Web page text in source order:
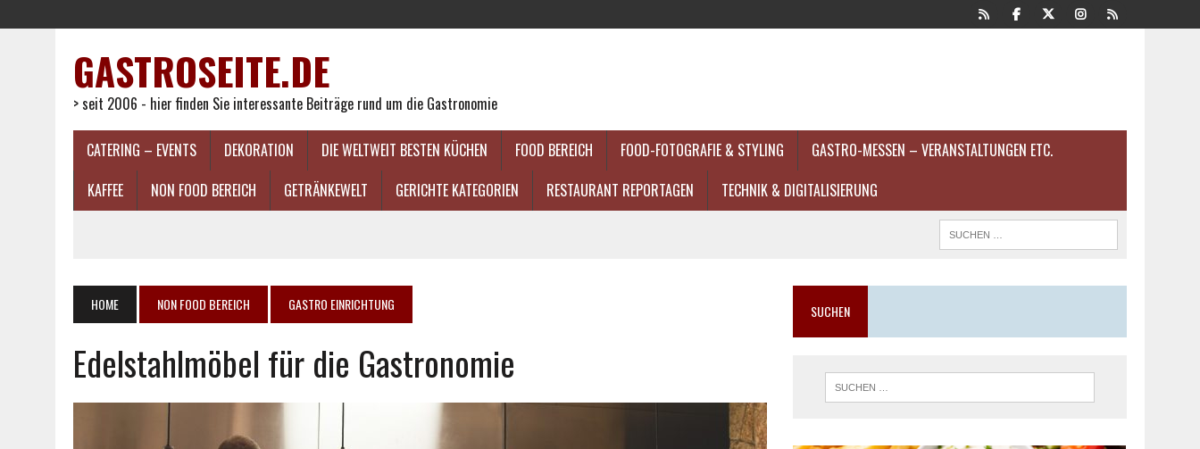
GASTROSEITE.DE
> seit 2006 - hier finden Sie interessante Beiträge rund um die Gastronomie
CATERING – EVENTS DEKORATION DIE WELTWEIT BESTEN KÜCHEN FOOD BEREICH FOOD-FOTOGRAFIE & STYLING
GASTRO-MESSEN – VERANSTALTUNGEN ETC.
KAFFEE
NON FOOD BEREICH GETRÄNKEWELT GERICHTE KATEGORIEN RESTAURANT REPORTAGEN TECHNIK & DIGITALISIERUNG
HOME NON FOOD BEREICH GASTRO EINRICHTUNG
Edelstahlmöbel für die Gastronomie
SUCHEN